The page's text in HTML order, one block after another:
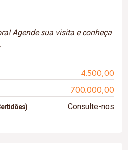
Agende sua visita e conheça
4.500,00
700.000,00
Consulte-nos